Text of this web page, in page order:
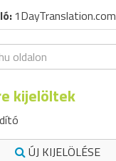
1DayTranslation.com
kijelöltek
ÚJ KIJELÖLÉSE